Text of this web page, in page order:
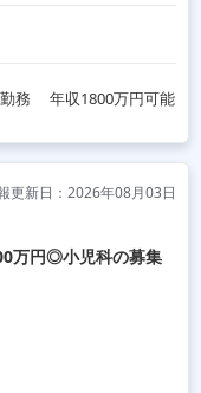
務 年収1800万円可能
更新日：2026年08月03日
万円◎小児科の募集